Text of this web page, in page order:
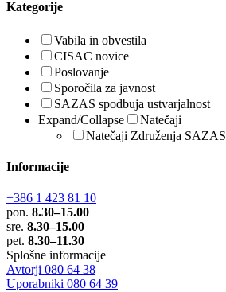
Kategorije
Vabila in obvestila
CISAC novice
Poslovanje
Sporočila za javnost
SAZAS spodbuja ustvarjalnost
Expand/Collapse
Natečaji
Natečaji Združenja SAZAS
Informacije
+386 1 423 81 10
pon. 8.30–15.00
sre. 8.30–15.00
pet. 8.30–11.30
Splošne informacije
Avtorji 080 64 38
Uporabniki 080 64 39